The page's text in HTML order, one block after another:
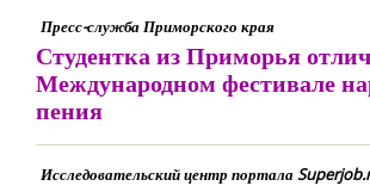
Пресс-служба Приморского края
Студентка из Приморья
Международном фестивале
пения
Исследовательский центр портала